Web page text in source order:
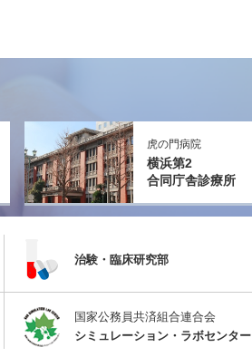
虎の門病院
横浜第2
合同庁舎診療所
治験・臨床研究部
国家公務員共済組合連合会
シミュレーション・ラボセンター